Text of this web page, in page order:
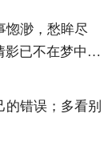
惚渺，愁眸尽
影已不在梦中…
的错误；多看别